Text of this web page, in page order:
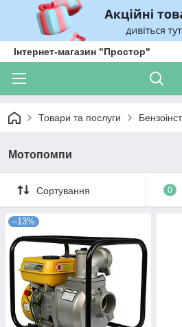
Інтернет-магазин "Простор"
Товари та послуги
Мотопомпи
Сортування 0
–13%